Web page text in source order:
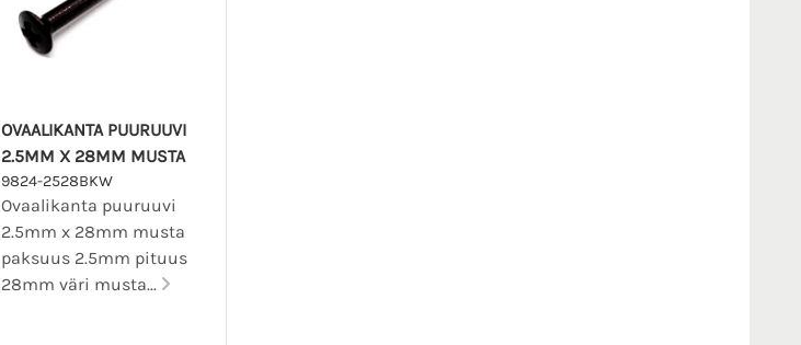
OVAALIKANTA PUURUUVI
2.5MM X 28MM MUSTA
9824-2528BKW
Ovaalikanta puuruuvi
2.5mm x 28mm musta
paksuus 2.5mm pituus
28mm väri musta...